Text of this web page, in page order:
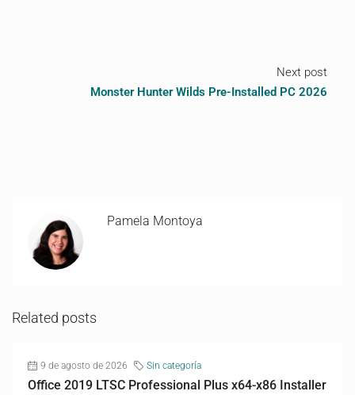
Next post
Monster Hunter Wilds Pre-Installed PC 2026
Pamela Montoya
Related posts
9 de agosto de 2026 Sin categoría
Office 2019 LTSC Professional Plus x64-x86 Installer